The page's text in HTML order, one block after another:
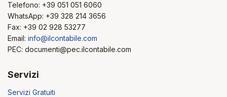
Telefono: +39 051 051 6060
WhatsApp: +39 328 214 3656
Fax: +39 02 928 53277
Email: info@ilcontabile.com
PEC: documenti@pec.ilcontabile.com
Servizi
Servizi Gratuiti